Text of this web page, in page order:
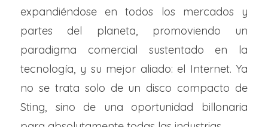
expandiéndose en todos los mercados y
partes del planeta, promoviendo un
paradigma comercial sustentado en la
tecnología, y su mejor aliado: el Internet. Ya
no se trata solo de un disco compacto de
Sting, sino de una oportunidad billonaria